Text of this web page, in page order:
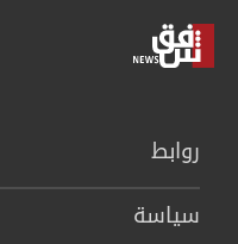
روابط
سیاسة